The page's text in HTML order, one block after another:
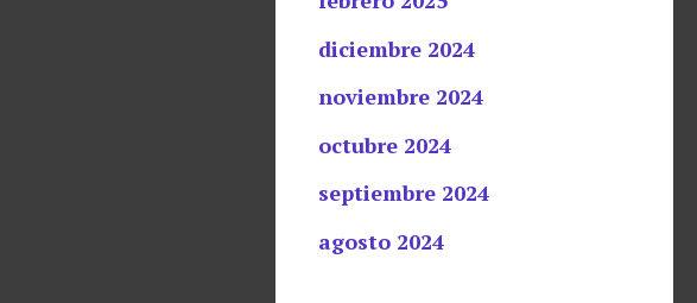
diciembre 2024
noviembre 2024
octubre 2024
septiembre 2024
agosto 2024